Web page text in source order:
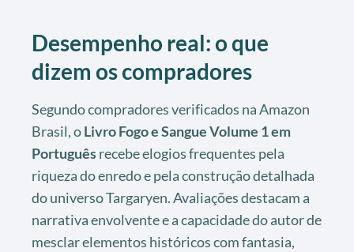
Desempenho real: o que
dizem os compradores
Segundo compradores verificados na Amazon
Brasil, oLivro Fogo e Sangue Volume 1 em
Portuguêsrecebe elogios frequentes pela
riqueza do enredo e pela construção detalhada
do universo Targaryen. Avaliações destacam a
narrativa envolvente e a capacidade do autor de
mesclar elementos históricos com fantasia,